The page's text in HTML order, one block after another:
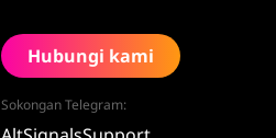
Hubungi kami
Sokongan Telegram: